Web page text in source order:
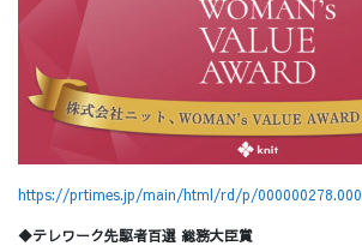
https://prtimes.jp/main/html/rd/p/
◆テレワーク先駆者百選 総務大臣賞